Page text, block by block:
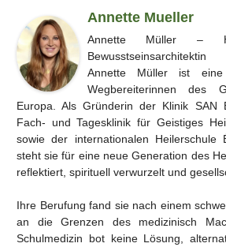
Annette Mueller
Annette Müller –
Bewusstseinsarchitektin
Annette Müller ist eine
Wegbereiterinnen des
Europa. Als Gründerin der Klinik SAN
Fach- und Tagesklinik für Geistiges
sowie der internationalen Heilerschule
steht sie für eine neue Generation des
reflektiert, spirituell verwurzelt und
Ihre Berufung fand sie nach einem
an die Grenzen des medizinisch
Schulmedizin bot keine Lösung,